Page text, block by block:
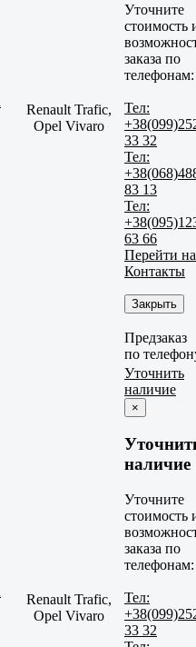
Renault Trafic,
Opel Vivaro
Уточните
стоимость
заказа по
телефонам:
Тел:
33 32
Тел:
83 13
Тел:
63 66
Перейти на
Контакты
Закрыть
Предзаказ
по
Renault Trafic,
Opel Vivaro
Уточнить
наличие
×
наличие
Уточните
стоимость
заказа по
телефонам:
Тел:
33 32